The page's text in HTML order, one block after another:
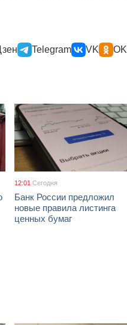
Telegram VK OK
12:01 Сегодня
Банк России предложил
новые правила листинга
ценных бумаг